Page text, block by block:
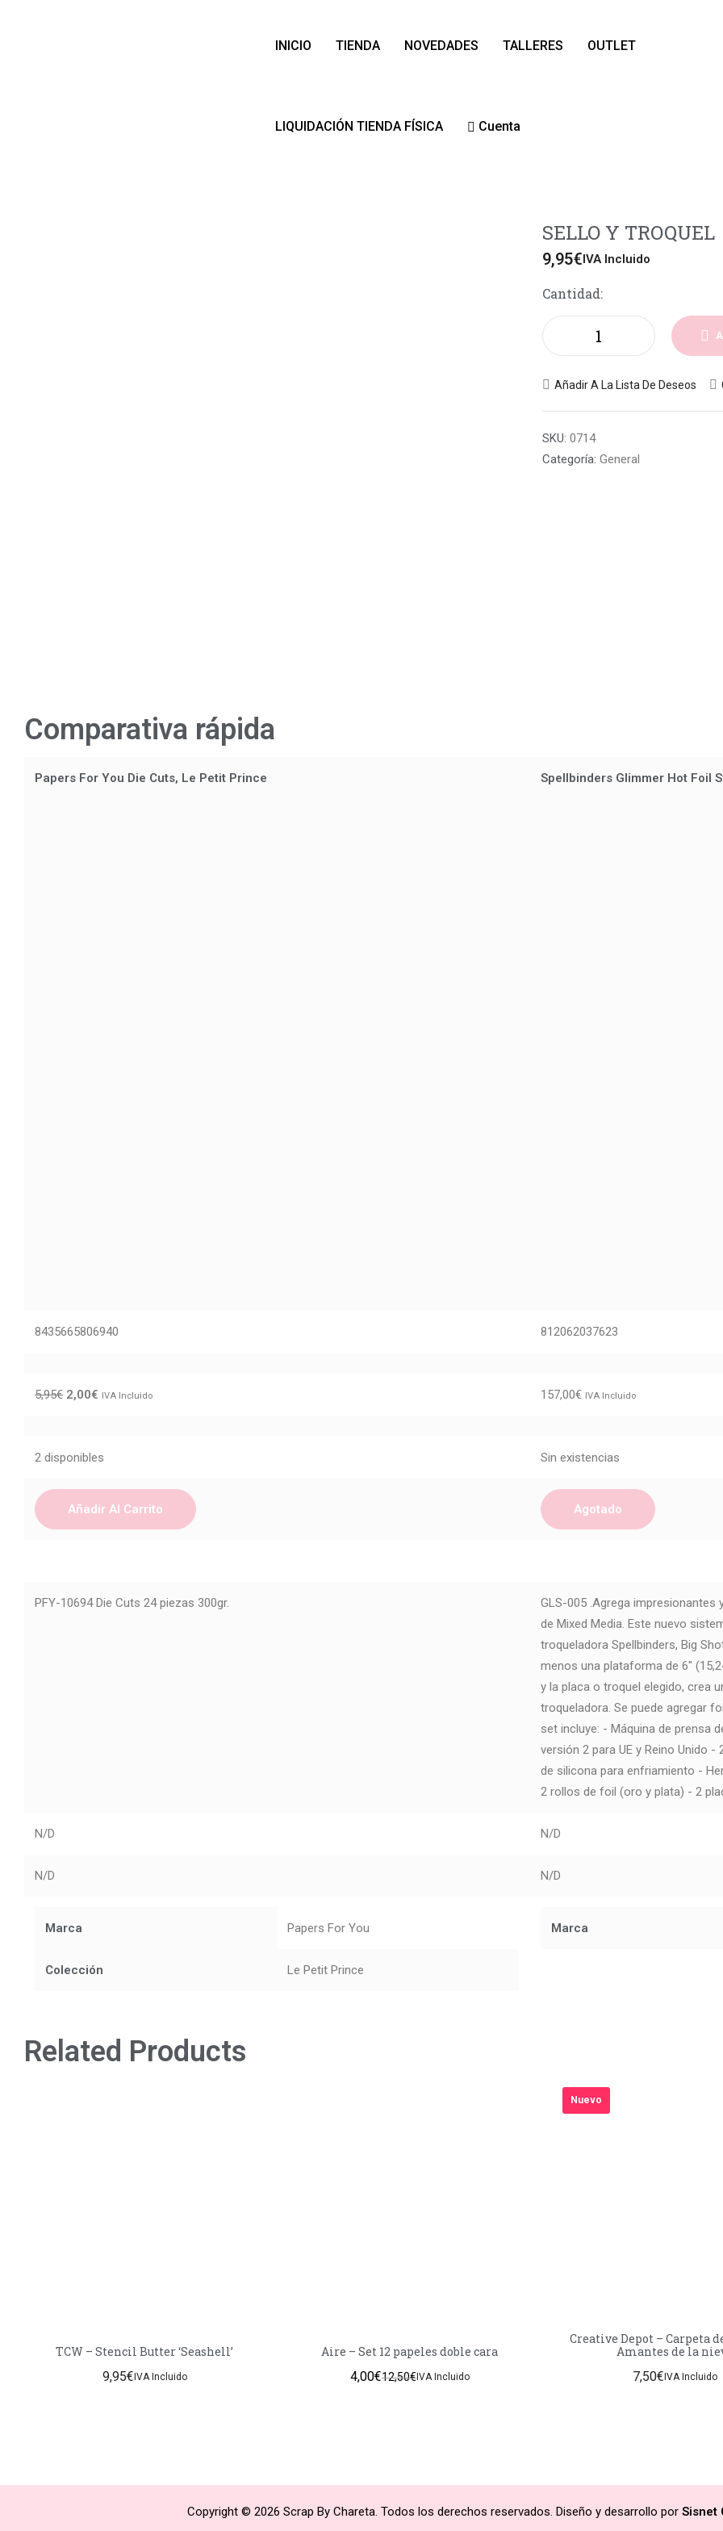
INICIO TIENDA NOVEDADES TALLERES OUTLET
LIQUIDACIÓN TIENDA FÍSICA Cuenta
SELLO Y TROQUEL
9,95€IVA Incluido
Cantidad:
Añadir A La Lista De Deseos
SKU: 0714
Categoría: General
Comparativa rápida
Papers For You Die Cuts, Le Petit Prince Spellbinders Glimmer Hot Foil
8435665806940 812062037623
5,95€ 2,00€ IVA Incluido 157,00€ IVA Incluido
2 disponibles Sin existencias
Añadir Al Carrito Agotado
PFY-10694 Die Cuts 24 piezas 300gr.
GLS-005 .Agrega
de Mixed Media. Este nuevo
troqueladora Spellbinders, Big
menos una plataforma de 6"
y la placa o troquel elegido, crea
troqueladora. Se puede agregar
set incluye: - Máquina de prensa
versión 2 para UE y Reino Unido
de silicona para enfriamiento -
2 rollos de foil (oro y plata) - 2
N/D N/D
N/D N/D
Marca Papers For You
Colección Le Petit Prince
Marca
Related Products
TCW – Stencil Butter ‘Seashell’
9,95€IVA Incluido
Aire – Set 12 papeles doble cara
12,50€
4,00€ IVA Incluido
Nuevo
Creative Depot – Carpeta
Amantes de la
7,50€IVA Incluido
Copyright © 2026 Scrap By Chareta. Todos los derechos reservados. Diseño y desarrollo por Sisnet